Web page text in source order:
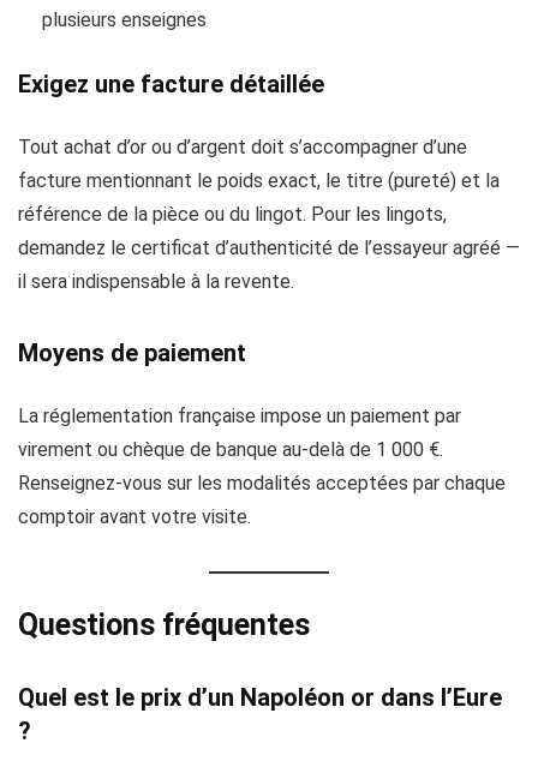
plusieurs enseignes
Exigez une facture détaillée
Tout achat d’or ou d’argent doit s’accompagner d’une
facture mentionnant le poids exact, le titre (pureté) et la
référence de la pièce ou du lingot. Pour les lingots,
demandez le certificat d’authenticité de l’essayeur agréé —
il sera indispensable à la revente.
Moyens de paiement
La réglementation française impose un paiement par
virement ou chèque de banque au-delà de 1 000 €.
Renseignez-vous sur les modalités acceptées par chaque
comptoir avant votre visite.
Questions fréquentes
Quel est le prix d’un Napoléon or dans l’Eure
?